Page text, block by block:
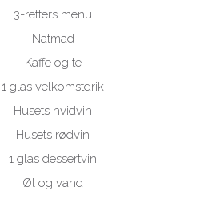
3-retters menu
Natmad
Kaffe og te
1 glas velkomstdrik
Husets hvidvin
Husets rødvin
1 glas dessertvin
Øl og vand